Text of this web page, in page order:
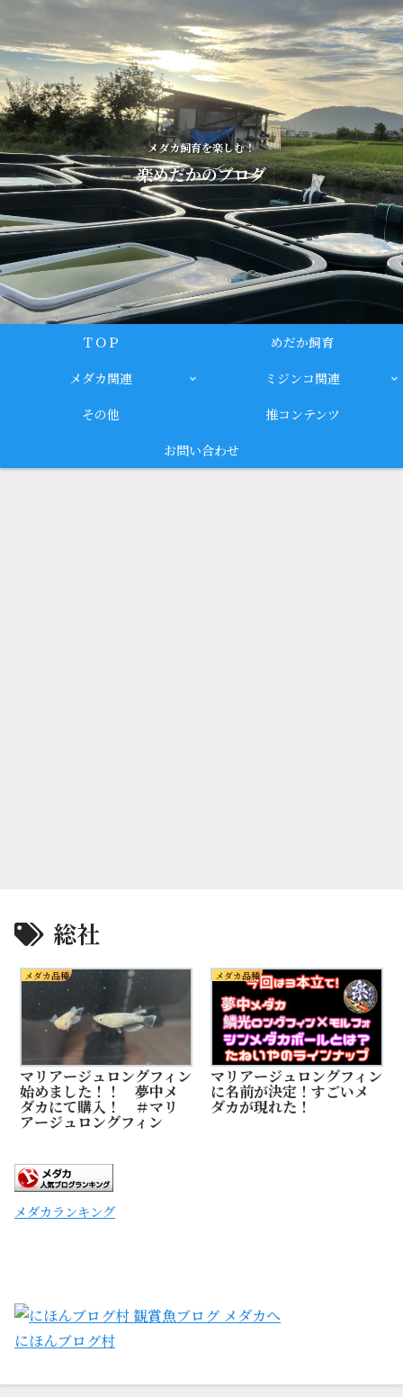
メダカ飼育を楽しむ！
楽めだかのブログ
ＴＯＰ
めだか飼育
メダカ関連
ミジンコ関連
その他
推コンテンツ
お問い合わせ
総社
メダカ品種
マリアージュロングフィン
始めました！！ 夢中メ
ダカにて購入！ ＃マリ
アージュロングフィン
メダカ品種
マリアージュロングフィン
に名前が決定！すごいメ
ダカが現れた！
メダカランキング
にほんブログ村